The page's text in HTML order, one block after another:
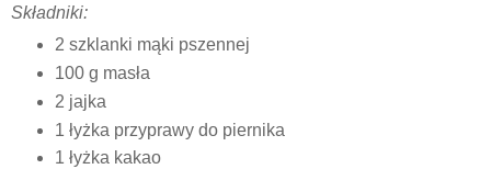
Składniki:
2 szklanki mąki pszennej
100 g masła
2 jajka
1 łyżka przyprawy do piernika
1 łyżka kakao